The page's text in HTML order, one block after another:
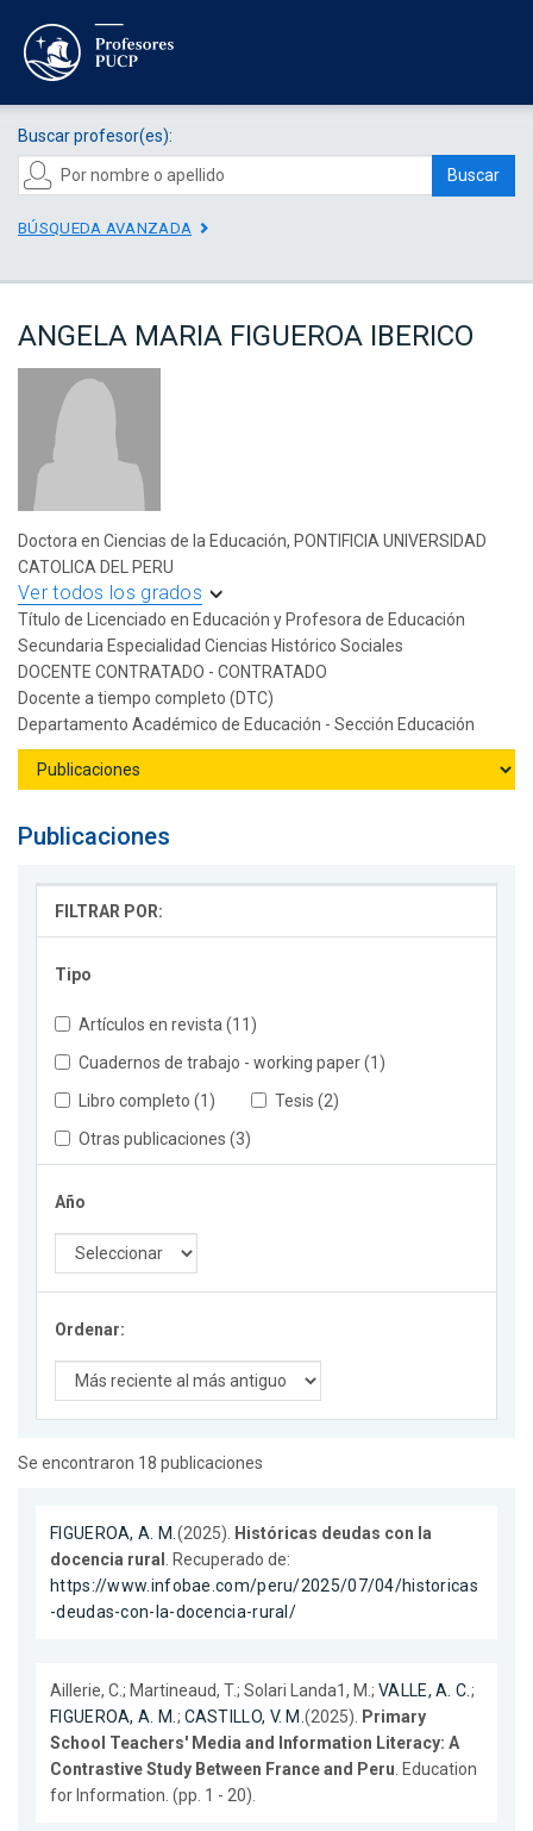
Buscar profesor(es):
Buscar
BÚSQUEDA AVANZADA
ANGELA MARIA FIGUEROA IBERICO
Doctora en Ciencias de la Educación, PONTIFICIA UNIVERSIDAD
CATOLICA DEL PERU
Ver todos los grados
Título de Licenciado en Educación y Profesora de Educación
Secundaria Especialidad Ciencias Histórico Sociales
DOCENTE CONTRATADO - CONTRATADO
Docente a tiempo completo (DTC)
Departamento Académico de Educación - Sección Educación
Publicaciones
FILTRAR POR:
Tipo
Artículos en revista (11)
Cuadernos de trabajo - working paper (1)
Libro completo (1)
Tesis (2)
Otras publicaciones (3)
Año
Ordenar:
Se encontraron 18 publicaciones
FIGUEROA, A. M.(2025). Históricas deudas con la
docencia rural . Recuperado de:
https://www.infobae.com/peru/2025/07/04/historicas
-deudas-con-la-docencia-rural/
Aillerie, C.; Martineaud, T.; Solari Landa1, M.; VALLE, A. C.;
FIGUEROA, A. M.; CASTILLO, V. M.(2025). Primary
School Teachers' Media and Information Literacy: A
Contrastive Study Between France and Peru. Education
for Information. (pp. 1 - 20).